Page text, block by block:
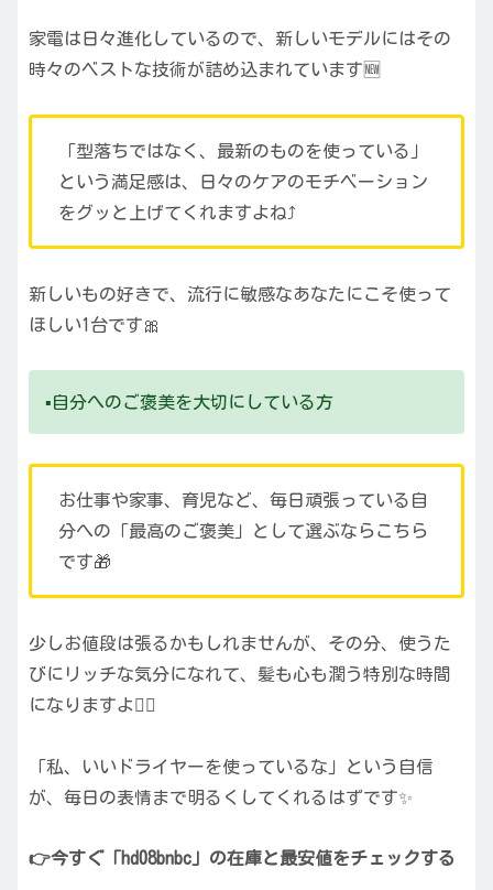
家電は日々進化しているので、新しいモデルにはその
時々のベストな技術が詰め込まれています🆕
「型落ちではなく、最新のものを使っている」
という満足感は、日々のケアのモチベーション
をグッと上げてくれますよね⤴️
新しいもの好きで、流行に敏感なあなたにこそ使って
ほしい1台です🎀
▪️自分へのご褒美を大切にしている方
お仕事や家事、育児など、毎日頑張っている自
分への「最高のご褒美」として選ぶならこちら
です🎁
少しお値段は張るかもしれませんが、その分、使うた
びにリッチな気分になれて、髪も心も潤う特別な時間
になりますよ💆‍♀️
「私、いいドライヤーを使っているな」という自信
が、毎日の表情まで明るくしてくれるはずです✨
👉今すぐ「hd08bnbc」の在庫と最安値をチェックする